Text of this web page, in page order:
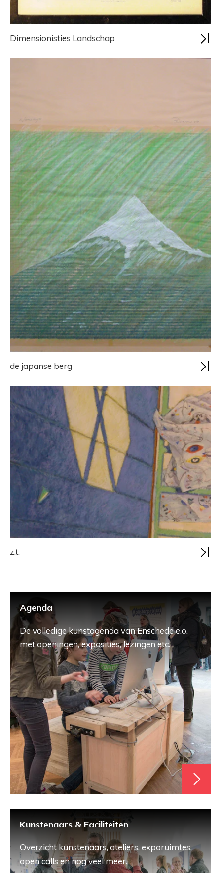
Dimensionisties Landschap
de japanse berg
z.t.
Agenda
De volledige kunstagenda van Enschede e.o.
met openingen, exposities, lezingen etc.
Kunstenaars & Faciliteiten
Overzicht kunstenaars, ateliers, exporuimtes,
open calls en nog veel meer.